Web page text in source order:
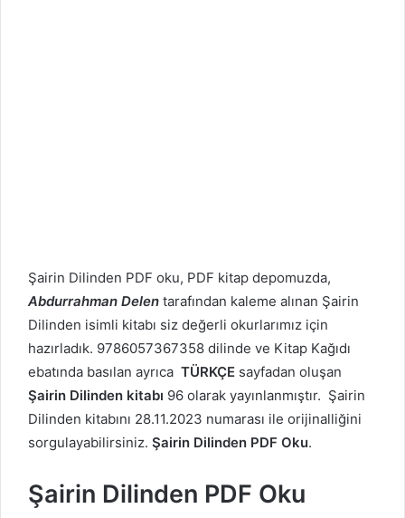
Şairin Dilinden PDF oku, PDF kitap depomuzda,
Abdurrahman Delen tarafından kaleme alınan Şairin
Dilinden isimli kitabı siz değerli okurlarımız için
hazırladık. 9786057367358 dilinde ve Kitap Kağıdı
ebatında basılan ayrıca TÜRKÇE sayfadan oluşan
Şairin Dilinden kitabı 96 olarak yayınlanmıştır. Şairin
Dilinden kitabını 28.11.2023 numarası ile orijinalliğini
sorgulayabilirsiniz. Şairin Dilinden PDF Oku.
Şairin Dilinden PDF Oku